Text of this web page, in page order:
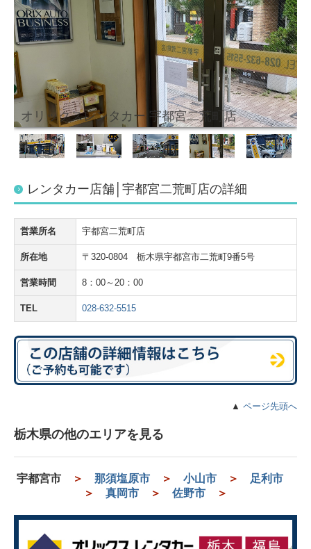
オリックスレンタカー 宇都宮二荒町店
レンタカー店舗│宇都宮二荒町店の詳細
営業所名 宇都宮二荒町店
所在地 〒320-0804 栃木県宇都宮市二荒町9番5号
営業時間 8：00～20：00
TEL 028-632-5515
▲ ページ先頭へ
栃木県の他のエリアを見る
宇都宮市 ＞ 那須塩原市 ＞ 小山市 ＞
足利市
＞
真岡市 ＞ 佐野市 ＞